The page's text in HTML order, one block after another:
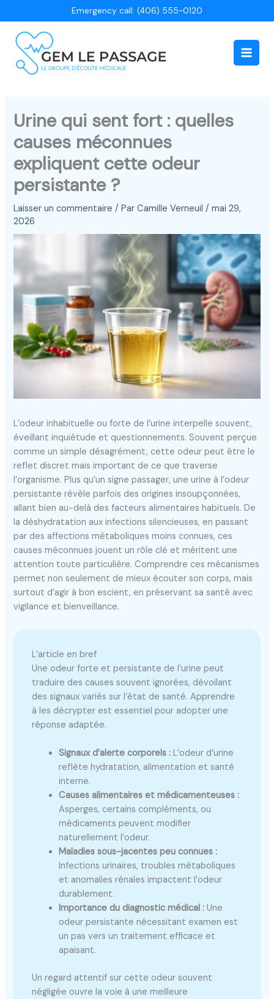
au
contenu
Emergency call: (406) 555-0120
Main
Urine qui sent fort : quelles
causes méconnues
expliquent cette odeur
persistante ?
Laisser un commentaire / ParCamille Verneuil/mai 29,
2026
L’odeur inhabituelle ou forte de l’urine interpelle souvent,
éveillant inquiétude et questionnements. Souvent perçue
comme un simple désagrément, cette odeur peut être le
reflet discret mais important de ce que traverse
l’organisme. Plus qu’un signe passager, une urine à l’odeur
persistante révèle parfois des origines insoupçonnées,
allant bien au-delà des facteurs alimentaires habituels. De
la déshydratation aux infections silencieuses, en passant
par des affections métaboliques moins connues, ces
causes méconnues jouent un rôle clé et méritent une
attention toute particulière. Comprendre ces mécanismes
permet non seulement de mieux écouter son corps, mais
surtout d’agir à bon escient, en préservant sa santé avec
vigilance et bienveillance.
L’article en bref
Une odeur forte et persistante de l’urine peut
traduire des causes souvent ignorées, dévoilant
des signaux variés sur l’état de santé. Apprendre
à les décrypter est essentiel pour adopter une
réponse adaptée.
Signaux d’alerte corporels : L’odeur d’urine
reflète hydratation, alimentation et santé
interne.
Causes alimentaires et médicamenteuses :
Asperges, certains compléments, ou
médicaments peuvent modifier
naturellement l’odeur.
Maladies sous-jacentes peu connues :
Infections urinaires, troubles métaboliques
et anomalies rénales impactent l’odeur
durablement.
Importance du diagnostic médical : Une
odeur persistante nécessitant examen est
un pas vers un traitement efficace et
apaisant.
Un regard attentif sur cette odeur souvent
négligée ouvre la voie à une meilleure